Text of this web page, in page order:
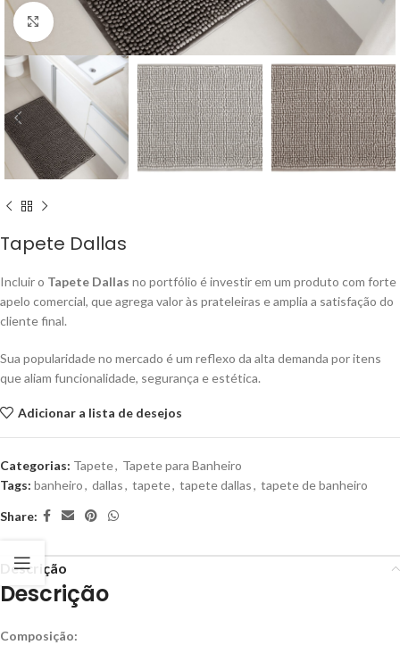
Ampliar
Tapete Dallas
Incluir o Tapete Dallas no portfólio é investir em um produto com forte
apelo comercial, que agrega valor às prateleiras e amplia a satisfação do
cliente final.
Sua popularidade no mercado é um reflexo da alta demanda por itens
que aliam funcionalidade, segurança e estética.
Adicionar a lista de desejos
Categorias: Tapete, Tapete para Banheiro
Tags: banheiro, dallas, tapete, tapete dallas, tapete de banheiro
Share:
Descrição
Descrição
Composição: